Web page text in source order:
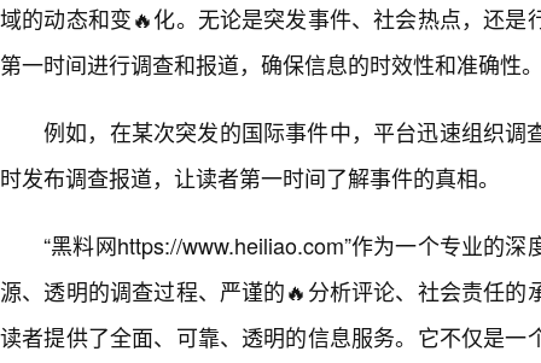
域的动态和变🔥化。无论是突发事件、社会热点，还是
第一时间进行调查和报道，确保信息的时效性和准确性
例如，在某次突发的国际事件中，平台迅速组织调
时发布调查报道，让读者第一时间了解事件的真相。
“黑料网https://www.heiliao.com”作为一个专业的
源、透明的调查过程、严谨的🔥分析评论、社会责任的
读者提供了全面、可靠、透明的信息服务。它不仅是一